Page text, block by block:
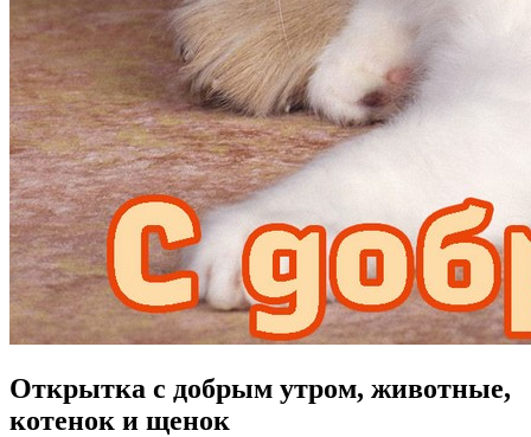
Открытка с добрым утром, животные,
котенок и щенок